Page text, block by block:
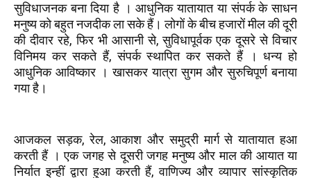
सुविधाजनक बना दिया है । आधुनिक यातायात या संपर्क के साधन
मनुष्य को बहुत नजदीक ला सके हैं। लोगों के बीच हजारों मील की दूरी
की दीवार रहे, फिर भी आसानी से, सुविधापूर्वक एक दूसरे से विचार
विनिमय कर सकते हैं, संपर्क स्थापित कर सकते हैं । धन्य हो
आधुनिक आविष्कार । खासकर यात्रा सुगम और सुरुचिपूर्ण बनाया
गया है।
आजकल सड़क, रेल, आकाश और समुद्री मार्ग से यातायात हआ
करती हैं । एक जगह से दूसरी जगह मनुष्य और माल की आयात या
निर्यात इन्हीं द्वारा हुआ करती हैं, वाणिज्य और व्यापार सांस्कृतिक